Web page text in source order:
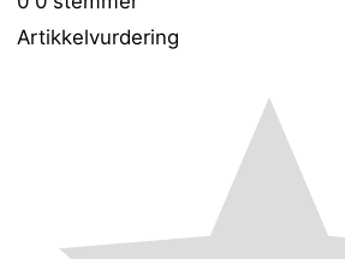
Artikkelvurdering